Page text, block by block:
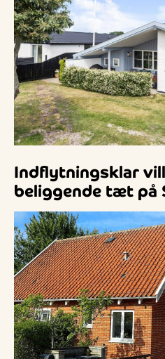
Indflytningsklar
beliggende tæt på